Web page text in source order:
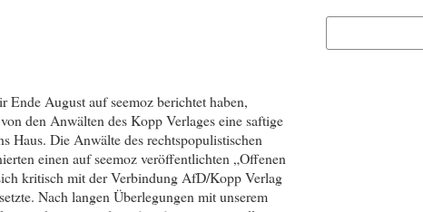
Ende August auf seemoz berichtet haben,
den Anwälten des Kopp Verlages eine saftige
Haus. Die Anwälte des rechts­­popu­listi­schen
einen auf seemoz veröffentlichten „Offenen
kritisch mit der Verbindung AfD/Kopp Verlag
Nach langen Überlegungen mit unserem